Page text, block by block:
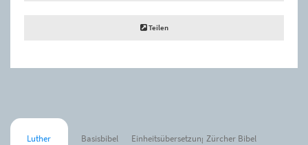
Teilen
Luther Basisbibel Einheitsübersetzung Zürcher Bibel